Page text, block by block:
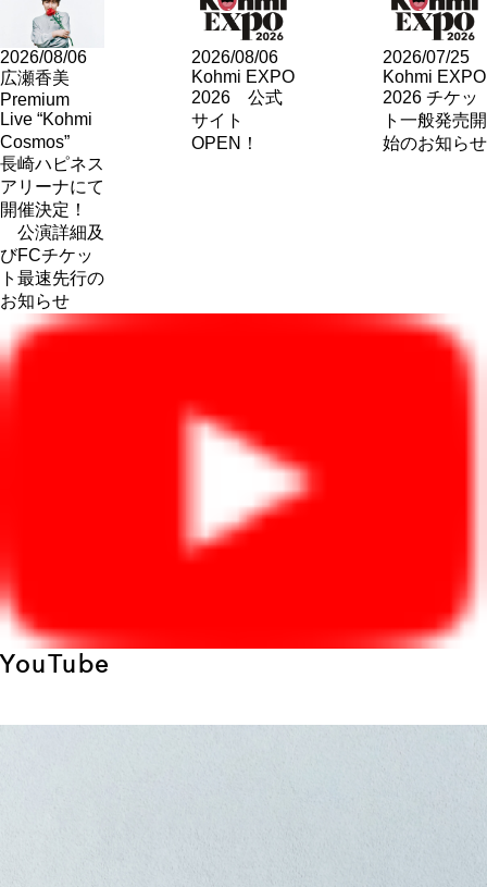
2026/08/06
広瀬香美
Premium
Live “Kohmi
Cosmos”
長崎ハピネス
アリーナにて
開催決定！
公演詳細及
びFCチケッ
ト最速先行の
お知らせ
2026/08/06
Kohmi EXPO
2026 公式
サイト
OPEN！
2026/07/25
Kohmi EXPO
2026 チケッ
ト一般発売開
始のお知らせ
YouTube